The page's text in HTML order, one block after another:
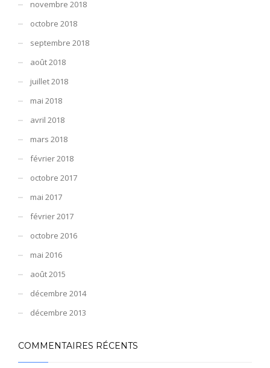
novembre 2018
octobre 2018
septembre 2018
août 2018
juillet 2018
mai 2018
avril 2018
mars 2018
février 2018
octobre 2017
mai 2017
février 2017
octobre 2016
mai 2016
août 2015
décembre 2014
décembre 2013
COMMENTAIRES RÉCENTS